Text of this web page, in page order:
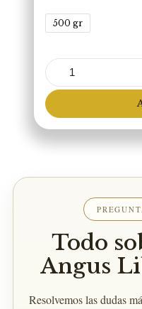
500 gr
Picaña
Choice
(Libre
Pastoreo)
cantidad
Todo
Angus
Resolvemos las dudas